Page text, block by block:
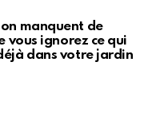
manquent de
vous ignorez ce qui
dans votre jardin